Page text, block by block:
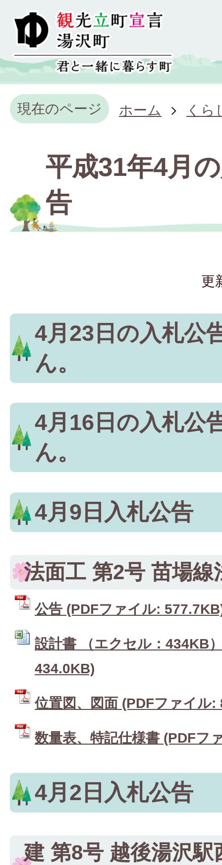
現在のページ ホーム くら
平成31年4月
告
更
4月23日の入札公
ん。
4月16日の入札公
ん。
4月9日入札公告
法面工 第2号 苗場線
公告 (PDFファイル:
設計書 （エクセル：434KB
434.0KB)
位置図、図面 (PDFファイル:
数量表、特記仕様書 (PDFフ
4月2日入札公告
建 第8号 越後湯沢駅